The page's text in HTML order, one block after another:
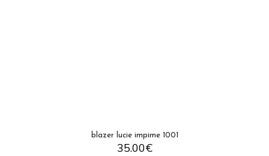
blazer lucie impime 1001
35.00€